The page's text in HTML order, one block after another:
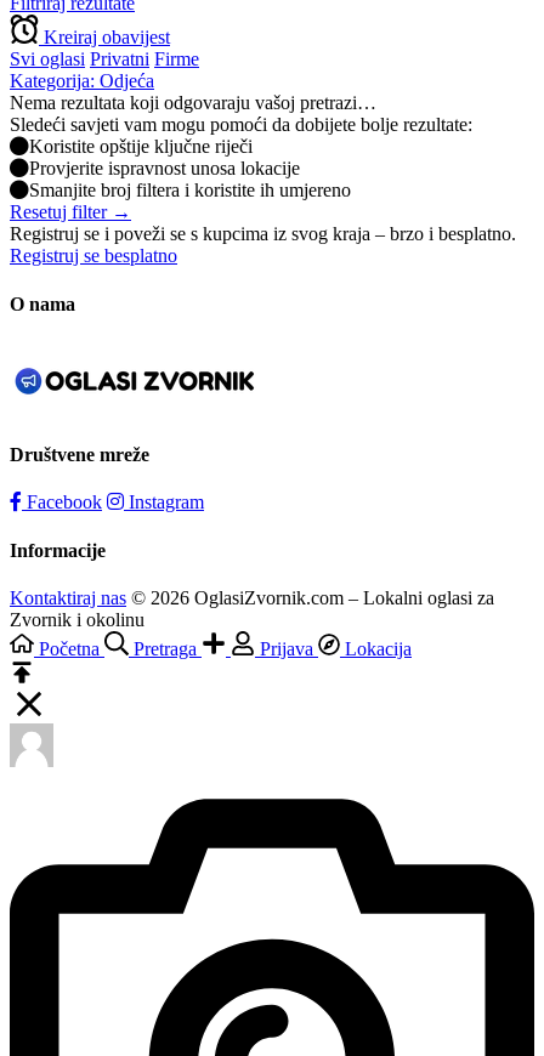
Kreiraj obavijest
Svi oglasi Privatni Firme
Kategorija: Odjeća
Nema rezultata koji odgovaraju vašoj pretrazi…
Sledeći savjeti vam mogu pomoći da dobijete bolje rezultate:
Koristite opštije ključne riječi
Provjerite ispravnost unosa lokacije
Smanjite broj filtera i koristite ih umjereno
Resetuj filter →
Registruj se i poveži se s kupcima iz svog kraja – brzo i besplatno.
Registruj se besplatno
O nama
Društvene mreže
Facebook Instagram
Informacije
Kontaktiraj nas © 2026 OglasiZvornik.com – Lokalni oglasi za
Zvornik i okolinu
Početna
Pretraga Prijava Lokacija